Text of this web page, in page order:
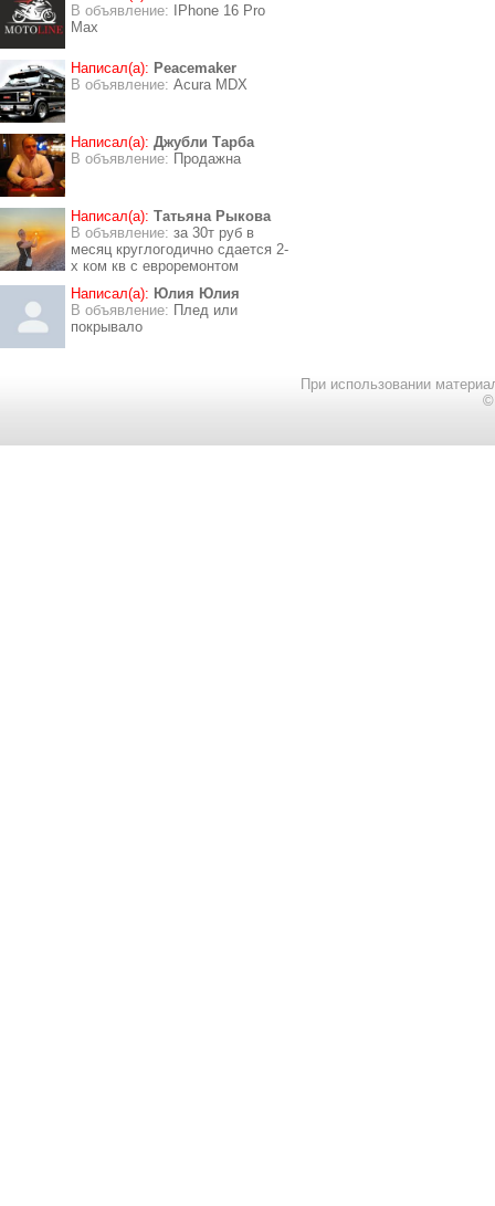
В объявление:
IPhone 16 Pro
Max
Написал(а): Peacemaker
В объявление: Acura MDX
Написал(а): Джубли Тарба
В объявление: Продажна
Написал(а): Татьяна Рыкова
В объявление: за 30т руб в
месяц круглогодично сдается 2-
х ком кв с евроремонтом
Написал(а): Юлия Юлия
В объявление: Плед или
покрывало
При использовании